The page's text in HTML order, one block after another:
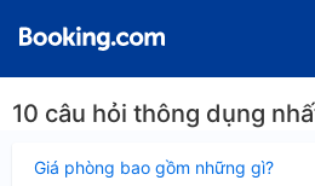
10 câu hỏi thông dụng
Giá phòng bao gồm những gì?
thu